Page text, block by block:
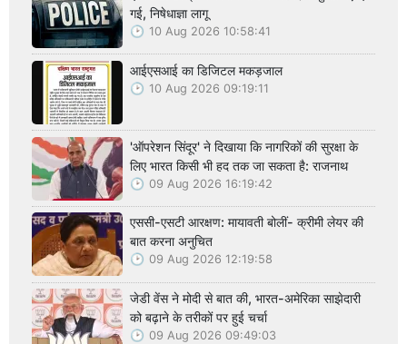
गई, निषेधाज्ञा लागू
10 Aug 2026 10:58:41
आईएसआई का डिजिटल मकड़जाल
10 Aug 2026 09:19:11
'ऑपरेशन सिंदूर' ने दिखाया कि नागरिकों की सुरक्षा के
लिए भारत किसी भी हद तक जा सकता है: राजनाथ
09 Aug 2026 16:19:42
एससी-एसटी आरक्षण: मायावती बोलीं- क्रीमी लेयर की
बात करना अनुचित
09 Aug 2026 12:19:58
जेडी वेंस ने मोदी से बात की, भारत-अमेरिका साझेदारी
को बढ़ाने के तरीकों पर हुई चर्चा
09 Aug 2026 09:49:03